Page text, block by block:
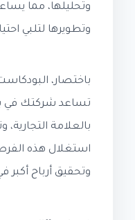
وتحليلها، مما
وتطويرها لتلبي
باختصار،
تساعد شركتك في
بالعلامة
استغلال هذه
وتحقيق أرباح